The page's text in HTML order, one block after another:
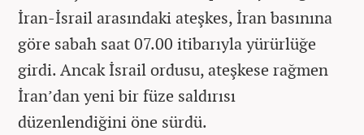
İran-İsrail arasındaki ateşkes, İran basınına
göre sabah saat 07.00 itibarıyla yürürlüğe
girdi. Ancak İsrail ordusu, ateşkese rağmen
İran’dan yeni bir füze saldırısı
düzenlendiğini öne sürdü.